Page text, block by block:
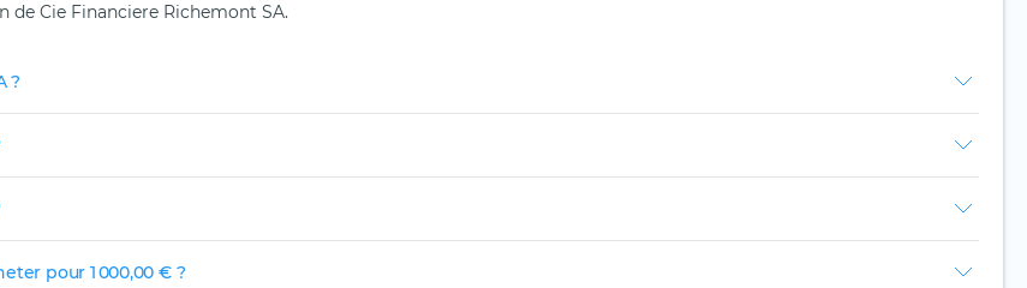
de Cie Financiere Richemont SA.
?
pour 1 000,00 € ?